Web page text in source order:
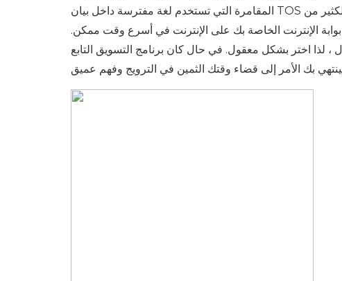
المقامرة التي تستخدم لغة مفترسة داخل بيان TOS الخاص بهم. تأكد من قراءة ذلك بعناية فائقة. 7. حدد شخصًا لديه الكثير من
الإنترنت الخاصة بك على الإنترنت في أسرع وقت ممكن.
، لذا اختر بشكل معقول. في حال كان برنامج التسويق التابع